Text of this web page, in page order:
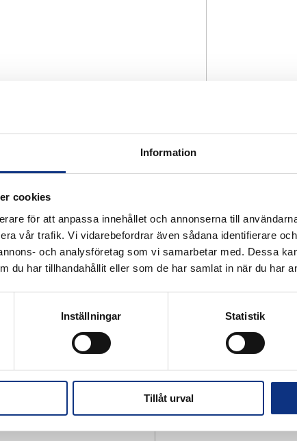
Information
cookies
för att anpassa innehållet och annonserna till
vår trafik. Vi vidarebefordrar även sådana identifierare
och analysföretag som vi samarbetar med. Dessa
du har tillhandahållit eller som de har samlat in när du har
Inställningar Statistik
Tillåt urval